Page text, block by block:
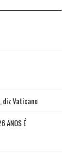
diz Vaticano
ANOS É